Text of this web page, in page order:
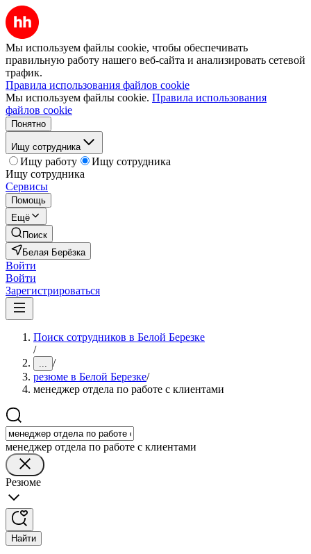
Мы используем файлы cookie, чтобы обеспечивать
правильную работу нашего веб-сайта и анализировать сетевой
трафик.
Правила использования файлов cookie
Мы используем файлы cookie. Правила использования
файлов cookie
Понятно
Ищу сотрудника
Ищу работу
Ищу сотрудника
Ищу сотрудника
Сервисы
Помощь
Ещё
Поиск
Белая Берёзка
Войти
Войти
Зарегистрироваться
Поиск сотрудников в Белой Березке
/
... /
резюме в Белой Березке/
менеджер отдела по работе с клиентами
менеджер отдела по работе с клиентами
Резюме
Найти